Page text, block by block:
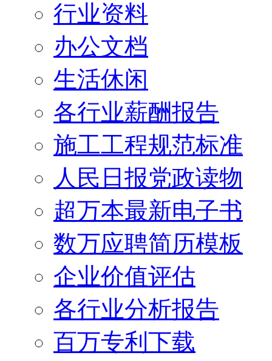
行业资料
办公文档
生活休闲
各行业薪酬报告
施工工程规范标准
人民日报党政读物
超万本最新电子书
数万应聘简历模板
企业价值评估
各行业分析报告
百万专利下载